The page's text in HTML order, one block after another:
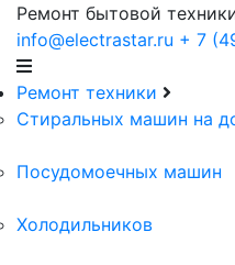
Ремонт бытовой
info@electrastar.ru + 7
Ремонт техники
Cтиральных машин на
Посудомоечных машин
Холодильников